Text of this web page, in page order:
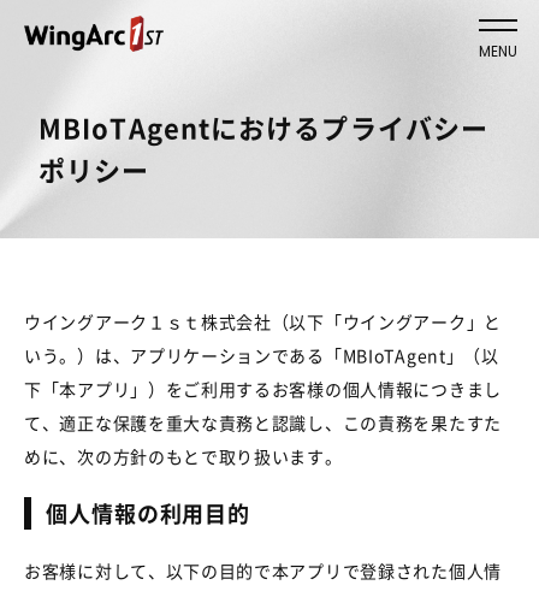
MENU
MBIoTAgentにおけるプライバシー
ポリシー
ウイングアーク１ｓｔ株式会社（以下「ウイングアーク」と
いう。）は、アプリケーションである「MBIoTAgent」（以
下「本アプリ」）をご利用するお客様の個人情報につきまし
て、適正な保護を重大な責務と認識し、この責務を果たすた
めに、次の方針のもとで取り扱います。
個人情報の利用目的
お客様に対して、以下の目的で本アプリで登録された個人情